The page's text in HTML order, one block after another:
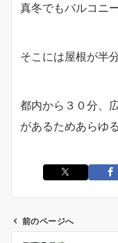
真冬でもバルコニ
そこには屋根が半
都内から３０分、
があるためあらゆ
前のページへ